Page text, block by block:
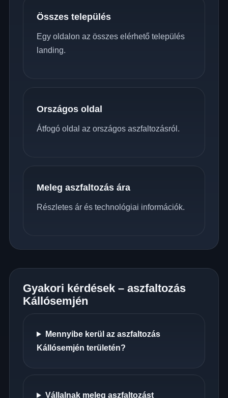
Összes település
Egy oldalon az összes elérhető település
landing.
Országos oldal
Átfogó oldal az országos aszfaltozásról.
Meleg aszfaltozás ára
Részletes ár és technológiai információk.
Gyakori kérdések – aszfaltozás
Kállósemjén
Mennyibe kerül az aszfaltozás
Kállósemjén területén?
Vállalnak meleg aszfaltozást